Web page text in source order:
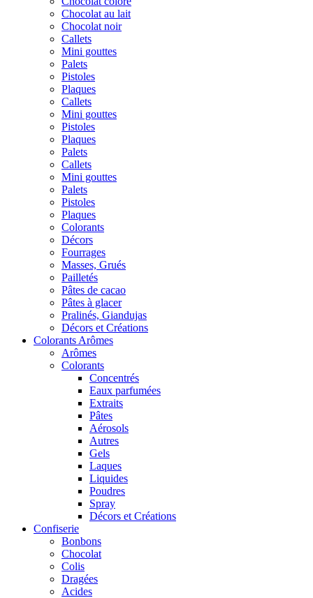
Chocolat au lait
Chocolat noir
Callets
Mini gouttes
Palets
Pistoles
Plaques
Callets
Mini gouttes
Pistoles
Plaques
Palets
Callets
Mini gouttes
Palets
Pistoles
Plaques
Colorants
Décors
Fourrages
Masses, Grués
Pailletés
Pâtes de cacao
Pâtes à glacer
Pralinés, Giandujas
Décors et Créations
Colorants Arômes
Arômes
Colorants
Concentrés
Eaux parfumées
Extraits
Pâtes
Aérosols
Autres
Gels
Laques
Liquides
Poudres
Spray
Décors et Créations
Confiserie
Bonbons
Chocolat
Colis
Dragées
Acides